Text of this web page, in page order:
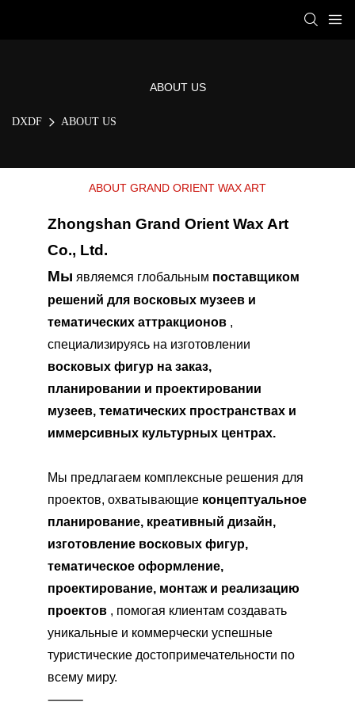
ABOUT US
DXDF ABOUT US
ABOUT GRAND ORIENT WAX ART
Zhongshan Grand Orient Wax Art
Co., Ltd.
Мы являемся глобальным поставщиком
решений для восковых музеев и
тематических аттракционов ,
специализируясь на изготовлении
восковых фигур на заказ,
планировании и проектировании
музеев, тематических пространствах и
иммерсивных культурных центрах.
Мы предлагаем комплексные решения для
проектов, охватывающие концептуальное
планирование, креативный дизайн,
изготовление восковых фигур,
тематическое оформление,
проектирование, монтаж и реализацию
проектов , помогая клиентам создавать
уникальные и коммерчески успешные
туристические достопримечательности по
всему миру.
⸻